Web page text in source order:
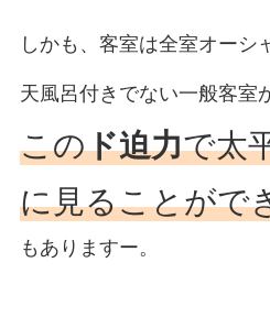
しかも、客室は全室オーシ
天風呂付きでない一般客室
このド迫力で太
に見ることがで
もありますー。